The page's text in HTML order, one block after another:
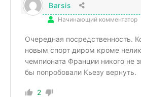
Barsis
Начинающий комментатор
Очередная посредственность.
новым спорт диром кроме
чемпионата Франции никого не
бы попробовали Кьезу вернуть.
2